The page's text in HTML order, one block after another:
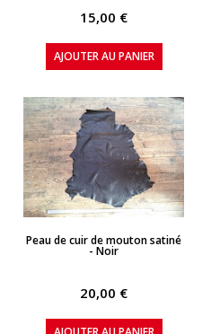
15,00 €
AJOUTER AU PANIER
APERÇU RAPIDE
Peau de cuir de mouton satiné
- Noir
20,00 €